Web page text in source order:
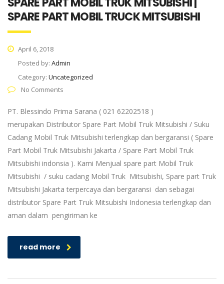
SPARE PART MOBIL TRUCK MITSUBISHI
April 6, 2018
Posted by: Admin
Category: Uncategorized
No Comments
PT. Blessindo Prima Sarana ( 021 62202518 )
merupakan Distributor Spare Part Mobil Truk Mitsubishi / Suku
Cadang Mobil Truk Mitsubishi terlengkap dan bergaransi ( Spare
Part Mobil Truk Mitsubishi Jakarta / Spare Part Mobil Truk
Mitsubishi indonsia ). Kami Menjual spare part Mobil Truk
Mitsubishi / suku cadang Mobil Truk Mitsubishi, Spare part Truk
Mitsubishi Jakarta terpercaya dan bergaransi dan sebagai
distributor Spare Part Truk Mitsubishi Indonesia terlengkap dan
aman dalam pengiriman ke
read more